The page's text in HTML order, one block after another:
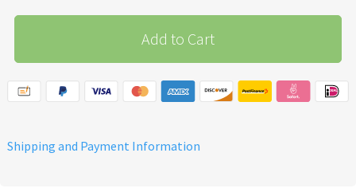
Add to Cart
Shipping and Payment Information